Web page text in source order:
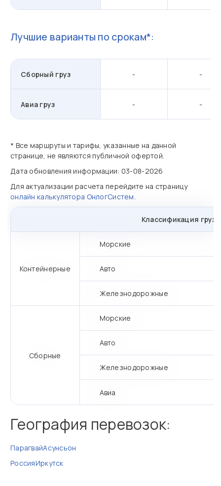
Лучшие варианты по срокам*:
Сборный груз - -
Авиа груз - -
* Все маршруты и тарифы, указанные на данной
странице, не являются публичной офертой.
Дата обновления информации: 03-08-2026
Для актуализации расчета перейдите на страницу
онлайн калькулятора ОнлогСистем.
Классификация
Контейнерные
Морские
Авто
Железнодорожные
Сборные
Морские
Авто
Железнодорожные
Авиа
География перевозок:
ПарагвайАсунсьон
РоссияИркутск